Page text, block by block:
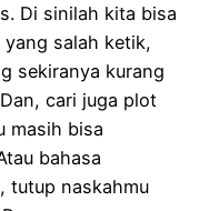
Di sinilah kita bisa
salah ketik,
sekiranya kurang
cari juga plot
masih bisa
bahasa
tutup naskahmu